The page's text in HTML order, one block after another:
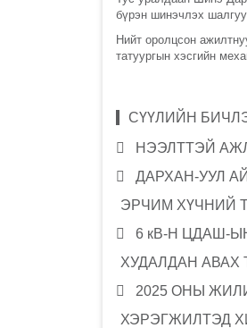
бүрэн шинэчлэх
Нийт оролцсон
татуургын хэсгийн
СҮҮЛИЙН
НЭЭЛТТЭЙ
ДАРХАН-УУЛ
ЭРЧИМ ХҮЧНИЙ
6 кВ-Н ЦДАШ-
ХУДАЛДАН АВАХ
2025 ОНЫ
ХЭРЭГЖИЛТЭД